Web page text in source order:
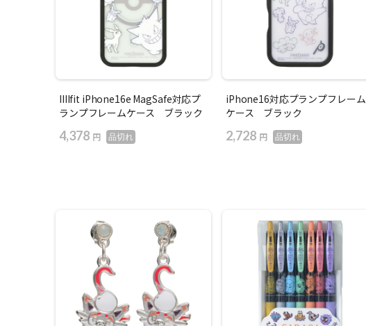
IIIIfit iPhone16e MagSafe対応プ
ランプフレームケース ブラック
4,378 円 品切れ
iPhone16対応プランプフレーム
ケース ブラック
2,728 円 品切れ